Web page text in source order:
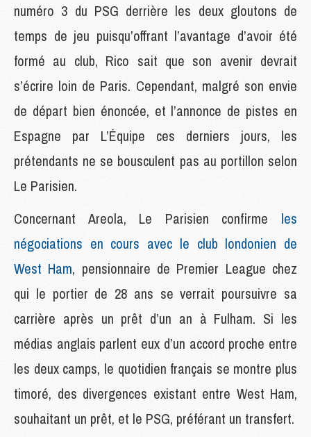
numéro 3 du PSG derrière les deux gloutons de
temps de jeu puisqu’offrant l’avantage d’avoir été
formé au club, Rico sait que son avenir devrait
s’écrire loin de Paris. Cependant, malgré son envie
de départ bien énoncée, et l’annonce de pistes en
Espagne par L’Équipe ces derniers jours, les
prétendants ne se bousculent pas au portillon selon
Le Parisien.
Concernant Areola, Le Parisien confirme les
négociations en cours avec le club londonien de
West Ham, pensionnaire de Premier League chez
qui le portier de 28 ans se verrait poursuivre sa
carrière après un prêt d’un an à Fulham. Si les
médias anglais parlent eux d’un accord proche entre
les deux camps, le quotidien français se montre plus
timoré, des divergences existant entre West Ham,
souhaitant un prêt, et le PSG, préférant un transfert.